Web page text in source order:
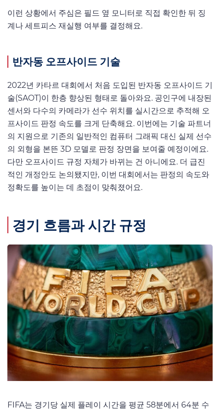
이런 상황에서 주심은 필드 옆 모니터로 직접 확인한 뒤 징
계나 세트피스 재실행 여부를 결정해요.
반자동 오프사이드 기술
2022년 카타르 대회에서 처음 도입된 반자동 오프사이드 기
술(SAOT)이 한층 향상된 형태로 돌아와요. 공인구에 내장된
센서와 다수의 카메라가 선수 위치를 실시간으로 추적해 오
프사이드 판정 속도를 크게 단축해요. 이번에는 기술 파트너
의 지원으로 기존의 일반적인 컴퓨터 그래픽 대신 실제 선수
의 외형을 본뜬 3D 모델로 판정 장면을 보여줄 예정이에요.
다만 오프사이드 규정 자체가 바뀌는 건 아니에요. 더 급진
적인 개정안도 논의됐지만, 이번 대회에서는 판정의 속도와
정확도를 높이는 데 초점이 맞춰졌어요.
경기 흐름과 시간 규정
FIFA는 경기당 실제 플레이 시간을 평균 58분에서 64분 수